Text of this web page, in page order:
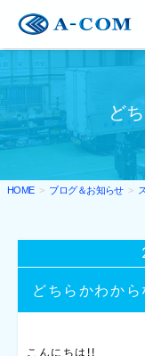
ど
HOME ブログ＆お知らせ
どちらかわから
こんにちは!!